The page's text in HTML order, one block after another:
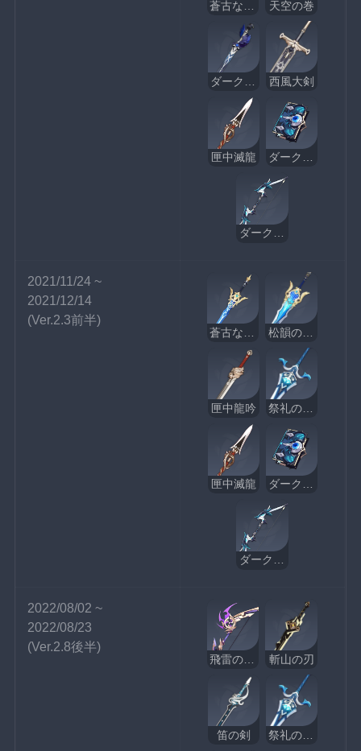
天空の巻
西風大剣
匣中滅龍 ダークアレイの酒と詩
ダークアレイの狩人
2021/11/24 ~
2021/12/14
(Ver.2.3前半)
松韻の響く頃
匣中龍吟
匣中滅龍 ダークアレイの酒と詩
ダークアレイの狩人
2022/08/02 ~
2022/08/23
(Ver.2.8後半)
斬山の刃
笛の剣